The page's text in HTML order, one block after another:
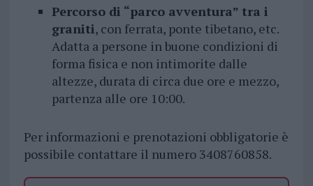
Percorso di “parco avventura” tra i
graniti, con ferrata, ponte tibetano, etc.
Adatta a persone in buone condizioni di
forma fisica e non intimorite dalle
altezze, durata di circa due ore e mezzo,
partenza alle ore 10:00.
Per informazioni e prenotazioni obbligatorie è
possibile contattare il numero 3408760858.